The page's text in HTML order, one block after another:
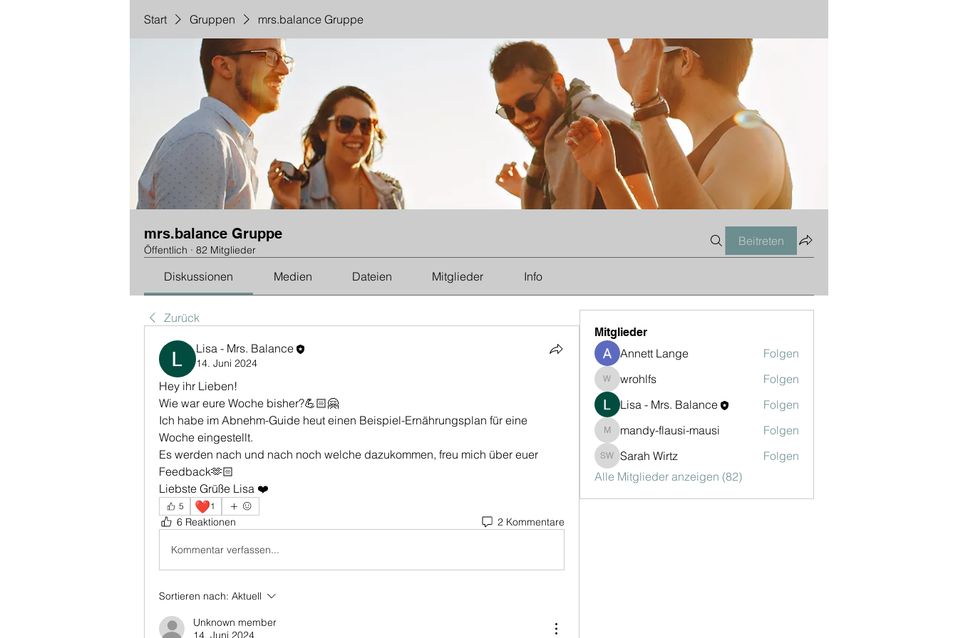
Start Gruppen mrs.balance Gruppe
mrs.balance Gruppe
Öffentlich · 82 Mitglieder
Beitreten
Diskussionen Medien Dateien Mitglieder Info
Zurück
Lisa - Mrs. Balance
14. Juni 2024
Hey ihr Lieben!
Wie war eure Woche bisher?💪🏻🤗
Ich habe im Abnehm-Guide heut einen Beispiel-Ernährungsplan für eine
Woche eingestellt.
Es werden nach und nach noch welche dazukommen, freu mich über euer
Feedback🫶🏻
Liebste Grüße Lisa ❤️
5 ❤️1
6 Reaktionen 2 Kommentare
Kommentar verfassen...
Sortieren nach: Aktuell
Unknown member
14. Juni 2024
Mitglieder
Annett Lange Folgen
wrohlfs
wrohlfs
Folgen
Lisa - Mrs. Balance
Folgen
mandy-flausi-mausi
mandy-flausi-mausi Folgen
Sarah Wirtz
Sarah Wirtz
Folgen
Alle Mitglieder anzeigen (82)